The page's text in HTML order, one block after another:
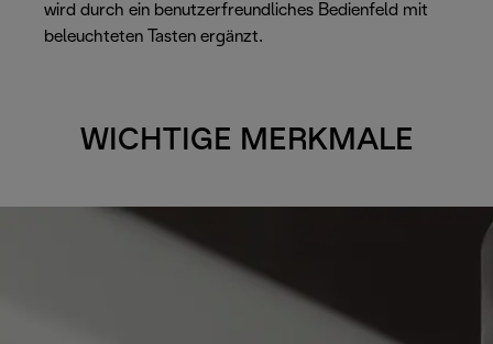
wird durch ein benutzerfreundliches Bedienfeld mit
beleuchteten Tasten ergänzt.
WICHTIGE MERKMALE